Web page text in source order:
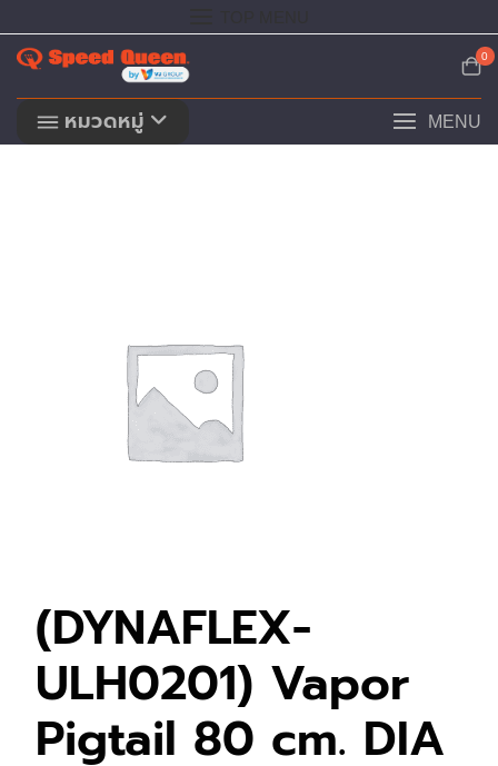
content
0
หมวดหมู่ MENU
(DYNAFLEX-
ULH0201) Vapor
Pigtail 80 cm. DIA